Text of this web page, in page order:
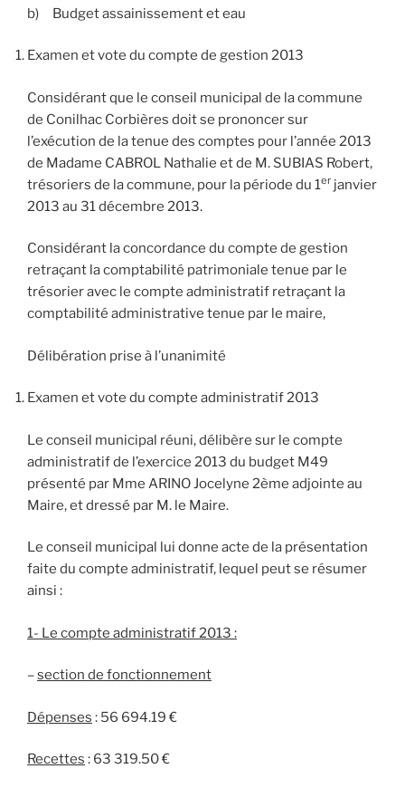
b) Budget assainissement et eau
Examen et vote du compte de gestion 2013
Considérant que le conseil municipal de la commune
de Conilhac Corbières doit se prononcer sur
l’exécution de la tenue des comptes pour l’année 2013
de Madame CABROL Nathalie et de M. SUBIAS Robert,
trésoriers de la commune, pour la période du 1er janvier
2013 au 31 décembre 2013.
Considérant la concordance du compte de gestion
retraçant la comptabilité patrimoniale tenue par le
trésorier avec le compte administratif retraçant la
comptabilité administrative tenue par le maire,
Délibération prise à l’unanimité
Examen et vote du compte administratif 2013
Le conseil municipal réuni, délibère sur le compte
administratif de l’exercice 2013 du budget M49
présenté par Mme ARINO Jocelyne 2ème adjointe au
Maire, et dressé par M. le Maire.
Le conseil municipal lui donne acte de la présentation
faite du compte administratif, lequel peut se résumer
ainsi :
1- Le compte administratif 2013 :
–section de fonctionnement
Dépenses : 56 694.19 €
Recettes : 63 319.50 €